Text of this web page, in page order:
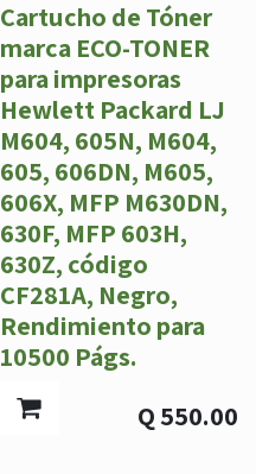
Cartucho de Tóner
marca ECO-TONER
para impresoras
Hewlett Packard LJ
M604, 605N, M604,
605, 606DN, M605,
606X, MFP M630DN,
630F, MFP 603H,
630Z, código
CF281A, Negro,
Rendimiento para
10500 Págs.
Q 550.00